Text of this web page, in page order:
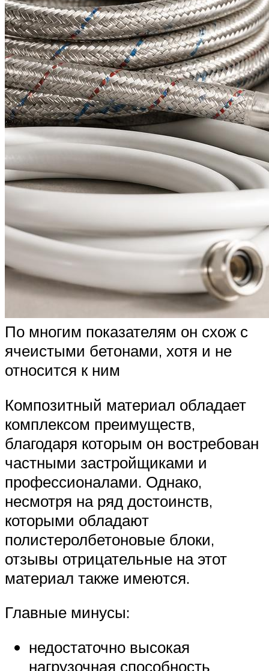
По многим показателям он схож с
ячеистыми бетонами, хотя и не
относится к ним
Композитный материал обладает
комплексом преимуществ,
благодаря которым он востребован
частными застройщиками и
профессионалами. Однако,
несмотря на ряд достоинств,
которыми обладают
полистеролбетоновые блоки,
отзывы отрицательные на этот
материал также имеются.
Главные минусы:
недостаточно высокая
нагрузочная способность